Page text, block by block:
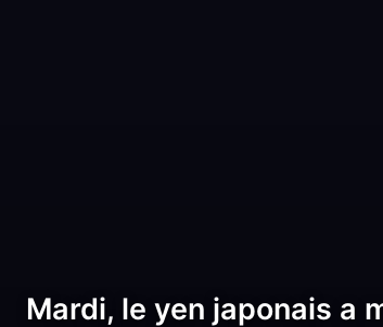
Mardi, le yen japonais a